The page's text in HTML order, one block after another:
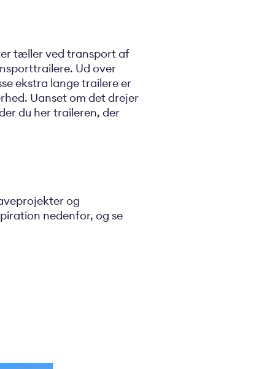
tæller ved transport af
Ud over
ekstra lange trailere er
Uanset om det drejer
du her traileren, der
og
nedenfor, og se